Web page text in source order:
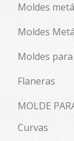
Moldes
Moldes
Moldes
Flaneras
MOLDE
Curvas